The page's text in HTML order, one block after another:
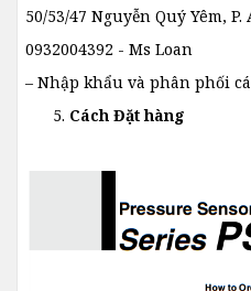
50/53/47 Nguyễn Quý Yêm,
0932004392 - Ms Loan
– Nhập khẩu và phân phối
Cách Đặt hàng